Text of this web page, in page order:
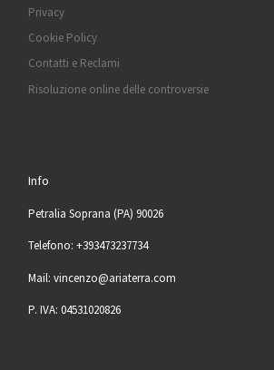
Privacy
Cookie Policy
Contatti e Reclami
Risoluzione online delle controversie
Info
Petralia Soprana (PA) 90026
Telefono: +393473237734
Mail: vincenzo@ariaterra.com
P. IVA: 04531020826